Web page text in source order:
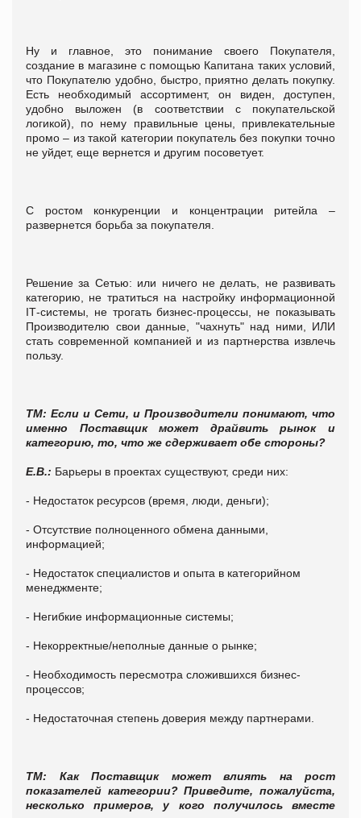
Ну и главное, это понимание своего Покупателя,
создание в магазине с помощью Капитана таких условий,
что Покупателю удобно, быстро, приятно делать покупку.
Есть необходимый ассортимент, он виден, доступен,
удобно выложен (в соответствии с покупательской
логикой), по нему правильные цены, привлекательные
промо – из такой категории покупатель без покупки точно
не уйдет, еще вернется и другим посоветует.
С ростом конкуренции и концентрации ритейла –
развернется борьба за покупателя.
Решение за Сетью: или ничего не делать, не развивать
категорию, не тратиться на настройку информационной
IТ-системы, не трогать бизнес-процессы, не показывать
Производителю свои данные, "чахнуть" над ними, ИЛИ
стать современной компанией и из партнерства извлечь
пользу.
ТМ: Если и Сети, и Производители понимают, что
именно Поставщик может драйвить рынок и
категорию, то, что же сдерживает обе стороны?
Е.В.: Барьеры в проектах существуют, среди них:
- Недостаток ресурсов (время, люди, деньги);
- Отсутствие полноценного обмена данными,
информацией;
- Недостаток специалистов и опыта в категорийном
менеджменте;
- Негибкие информационные системы;
- Некорректные/неполные данные о рынке;
- Необходимость пересмотра сложившихся бизнес-
процессов;
- Недостаточная степень доверия между партнерами.
ТМ: Как Поставщик может влиять на рост
показателей категории? Приведите, пожалуйста,
несколько примеров, у кого получилось вместе